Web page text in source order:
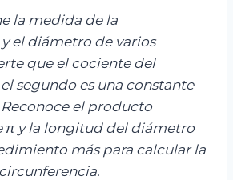
la medida de la
el diámetro de varios
que el cociente del
segundo es una constante
el producto
π y la longitud del diámetro
más para calcular la